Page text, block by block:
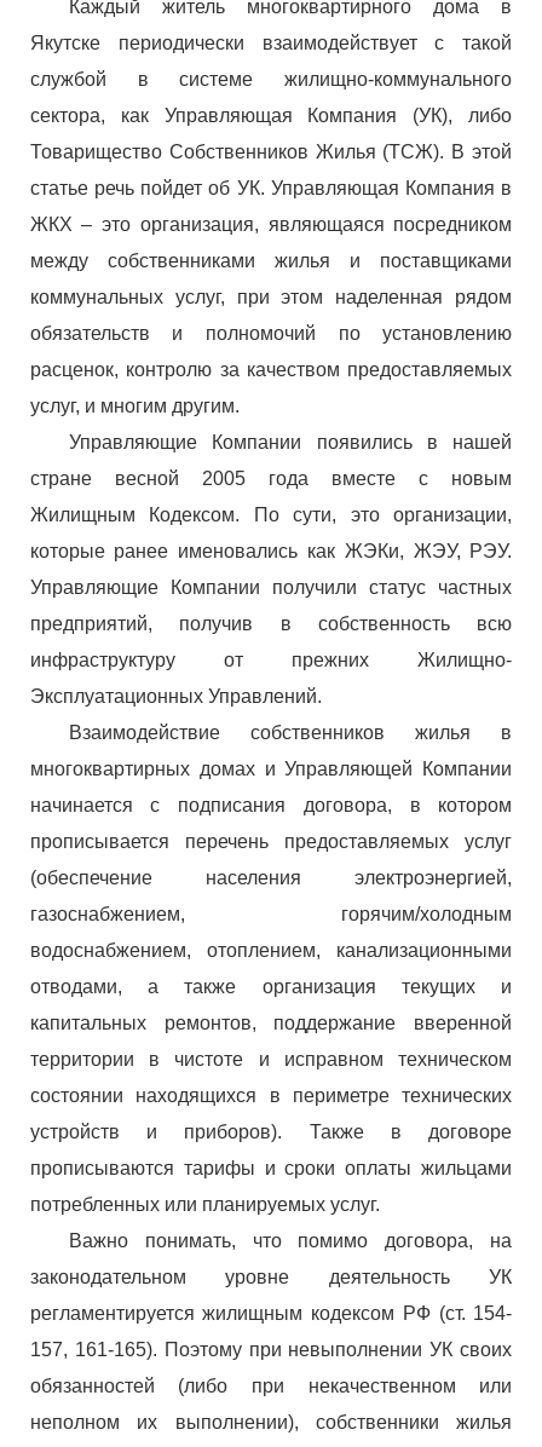
Каждый житель многоквартирного дома в
Якутске периодически взаимодействует с такой
службой в системе жилищно-коммунального
сектора, как Управляющая Компания (УК), либо
Товарищество Собственников Жилья (ТСЖ). В этой
статье речь пойдет об УК. Управляющая Компания в
ЖКХ – это организация, являющаяся посредником
между собственниками жилья и поставщиками
коммунальных услуг, при этом наделенная рядом
обязательств и полномочий по установлению
расценок, контролю за качеством предоставляемых
услуг, и многим другим.
Управляющие Компании появились в нашей
стране весной 2005 года вместе с новым
Жилищным Кодексом. По сути, это организации,
которые ранее именовались как ЖЭКи, ЖЭУ, РЭУ.
Управляющие Компании получили статус частных
предприятий, получив в собственность всю
инфраструктуру от прежних Жилищно-
Эксплуатационных Управлений.
Взаимодействие собственников жилья в
многоквартирных домах и Управляющей Компании
начинается с подписания договора, в котором
прописывается перечень предоставляемых услуг
(обеспечение населения электроэнергией,
газоснабжением, горячим/холодным
водоснабжением, отоплением, канализационными
отводами, а также организация текущих и
капитальных ремонтов, поддержание вверенной
территории в чистоте и исправном техническом
состоянии находящихся в периметре технических
устройств и приборов). Также в договоре
прописываются тарифы и сроки оплаты жильцами
потребленных или планируемых услуг.
Важно понимать, что помимо договора, на
законодательном уровне деятельность УК
регламентируется жилищным кодексом РФ (ст. 154-
157, 161-165). Поэтому при невыполнении УК своих
обязанностей (либо при некачественном или
неполном их выполнении), собственники жилья